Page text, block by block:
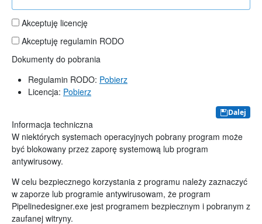
Akceptuję licencję
Akceptuję regulamin RODO
Dokumenty do pobrania
Regulamin RODO: Pobierz
Licencja: Pobierz
Dalej
Informacja techniczna
W niektórych systemach operacyjnych pobrany program może
być blokowany przez zaporę systemową lub program
antywirusowy.
W celu bezpiecznego korzystania z programu należy zaznaczyć
w zaporze lub programie antywirusowam, że program
Pipelinedesigner.exe jest programem bezpiecznym i pobranym z
zaufanej witryny.